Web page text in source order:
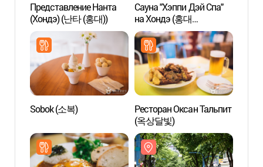
Представление Нанта
(Хондэ) (난타 (홍대))
Сауна "Хэппи Дэй Спа"
на Хондэ (홍대
해피데이스파 (외국어
사이트용))
Sobok (소복)
Ресторан Оксан Тальпит
(옥상달빛)